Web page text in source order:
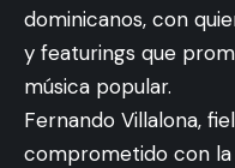
dominicanos, con
y featurings que
música popular.
Fernando Villalona,
comprometido con